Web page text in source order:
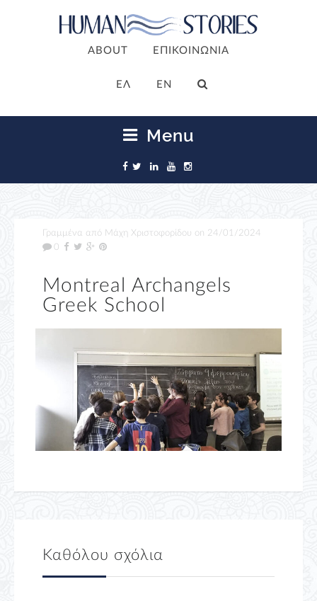
ABOUT ΕΠΙΚΟΙΝΩΝΙΑ
ΕΛ EN
Menu
Γραμμένα από Μάχη Χριστοφορίδου on 24/01/2024
0
Montreal Archangels
Greek School
Καθόλου σχόλια